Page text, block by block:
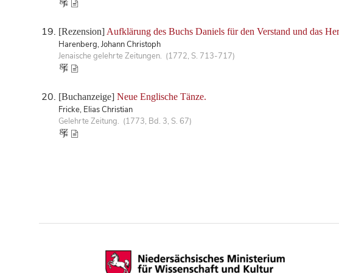
[Rezension] Aufklärung des Buchs Daniels für den Verstand und das
Harenberg, Johann Christoph
Jenaische gelehrte Zeitungen. (1772, S. 713-717)
[Buchanzeige] Neue Englische Tänze.
Fricke, Elias Christian
Gelehrte Zeitung. (1773, Bd. 3, S. 67)